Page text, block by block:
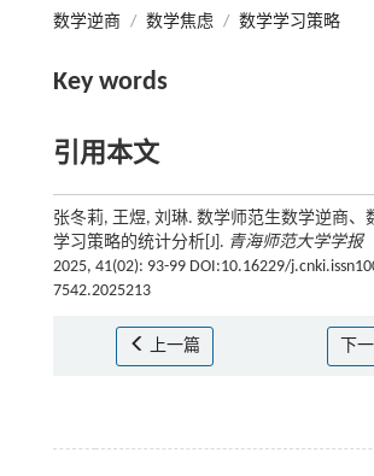
数学逆商 / 数学焦虑 / 数学学习策略
Key words
引用本文
张冬莉, 王煜, 刘琳. 数学师范生数学逆商、
学习策略的统计分析[J]. 青海师范大学学报
2025, 41(02): 93-99 DOI:10.16229/
7542.2025213
上一篇 下